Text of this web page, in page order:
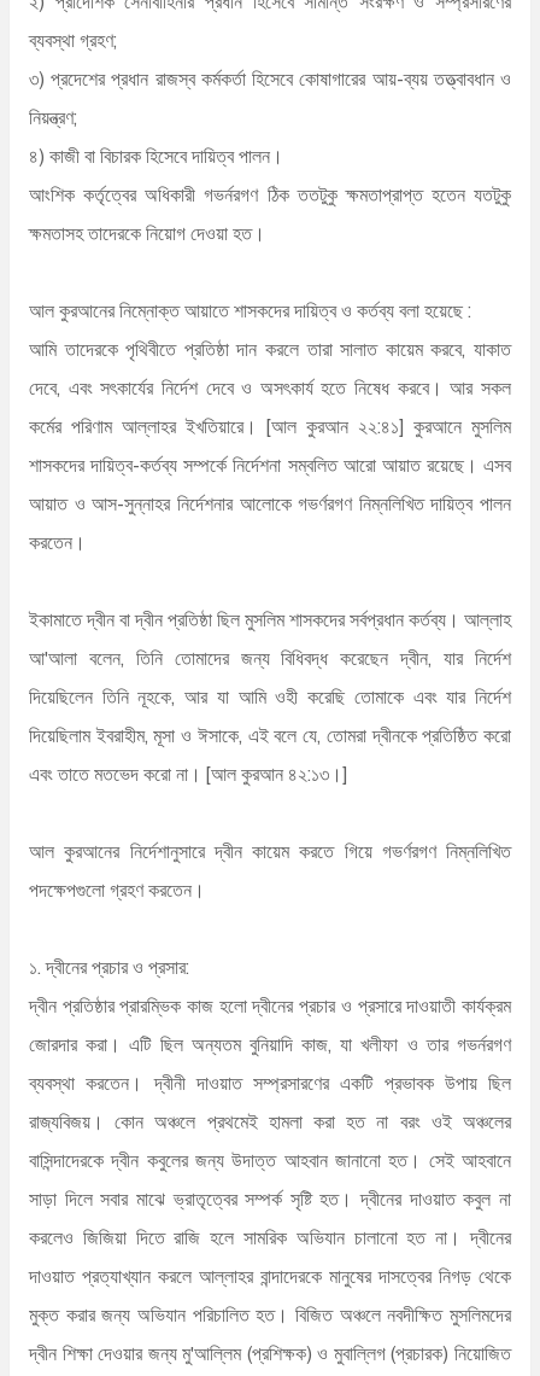
ব্যবস্থা গ্রহণ;
৩) প্রদেশের প্রধান রাজস্ব কর্মকর্তা হিসেবে কোষাগারের আয়-ব্যয় তত্ত্বাবধান ও
নিয়ন্ত্রণ;
৪) কাজী বা বিচারক হিসেবে দায়িত্ব পালন।
আংশিক কর্তৃত্বের অধিকারী গভর্নরগণ ঠিক ততটুকু ক্ষমতাপ্রাপ্ত হতেন যতটুকু
ক্ষমতাসহ তাদেরকে নিয়োগ দেওয়া হত।
আল কুরআনের নিম্নোক্ত আয়াতে শাসকদের দায়িত্ব ও কর্তব্য বলা হয়েছে :
আমি তাদেরকে পৃথিবীতে প্রতিষ্ঠা দান করলে তারা সালাত কায়েম করবে, যাকাত
দেবে, এবং সৎকার্যের নির্দেশ দেবে ও অসৎকার্য হতে নিষেধ করবে। আর সকল
কর্মের পরিণাম আল্লাহর ইখতিয়ারে। [আল কুরআন ২২:৪১] কুরআনে মুসলিম
শাসকদের দায়িত্ব-কর্তব্য সম্পর্কে নির্দেশনা সম্বলিত আরো আয়াত রয়েছে। এসব
আয়াত ও আস-সুন্নাহর নির্দেশনার আলোকে গভর্ণরগণ নিম্নলিখিত দায়িত্ব পালন
করতেন।
ইকামাতে দ্বীন বা দ্বীন প্রতিষ্ঠা ছিল মুসলিম শাসকদের সর্বপ্রধান কর্তব্য। আল্লাহ
আ'আলা বলেন, তিনি তোমাদের জন্য বিধিবদ্ধ করেছেন দ্বীন, যার নির্দেশ
দিয়েছিলেন তিনি নূহকে, আর যা আমি ওহী করেছি তোমাকে এবং যার নির্দেশ
দিয়েছিলাম ইবরাহীম, মূসা ও ঈসাকে, এই বলে যে, তোমরা দ্বীনকে প্রতিষ্ঠিত করো
এবং তাতে মতভেদ করো না। [আল কুরআন ৪২:১৩।]
আল কুরআনের নির্দেশানুসারে দ্বীন কায়েম করতে গিয়ে গভর্ণরগণ নিম্নলিখিত
পদক্ষেপগুলো গ্রহণ করতেন।
১. দ্বীনের প্রচার ও প্রসার:
দ্বীন প্রতিষ্ঠার প্রারম্ভিক কাজ হলো দ্বীনের প্রচার ও প্রসারে দাওয়াতী কার্যক্রম
জোরদার করা। এটি ছিল অন্যতম বুনিয়াদি কাজ, যা খলীফা ও তার গভর্নরগণ
ব্যবস্থা করতেন। দ্বীনী দাওয়াত সম্প্রসারণের একটি প্রভাবক উপায় ছিল
রাজ্যবিজয়। কোন অঞ্চলে প্রথমেই হামলা করা হত না বরং ওই অঞ্চলের
বাসিন্দাদেরকে দ্বীন কবুলের জন্য উদাত্ত আহবান জানানো হত। সেই আহবানে
সাড়া দিলে সবার মাঝে ভ্রাতৃত্বের সম্পর্ক সৃষ্টি হত। দ্বীনের দাওয়াত কবুল না
করলেও জিজিয়া দিতে রাজি হলে সামরিক অভিযান চালানো হত না। দ্বীনের
দাওয়াত প্রত্যাখ্যান করলে আল্লাহর বান্দাদেরকে মানুষের দাসত্বের নিগড় থেকে
মুক্ত করার জন্য অভিযান পরিচালিত হত। বিজিত অঞ্চলে নবদীক্ষিত মুসলিমদের
দ্বীন শিক্ষা দেওয়ার জন্য মু'আল্লিম (প্রশিক্ষক) ও মুবাল্লিগ (প্রচারক) নিয়োজিত